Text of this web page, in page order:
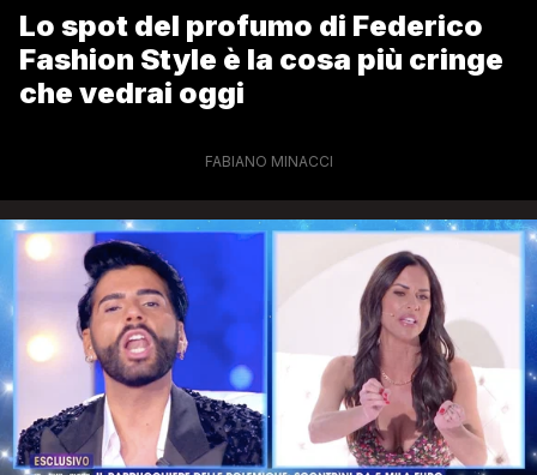
Lo spot del profumo di Federico
Fashion Style è la cosa più cringe
che vedrai oggi
FABIANO MINACCI